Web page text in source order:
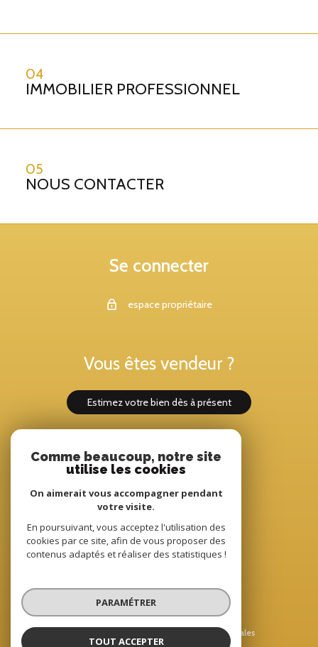
04
IMMOBILIER PROFESSIONNEL
05
NOUS CONTACTER
Se connecter
espace propriétaire
Vous êtes vendeur ?
estimez votre bien dès à présent
Adhérents
© 2022
Tous droits réservés
Mentions légales
Comme beaucoup, notre site
utilise les cookies
On aimerait vous accompagner pendant
votre visite.
En poursuivant, vous acceptez l'utilisation des
cookies par ce site, afin de vous proposer des
contenus adaptés et réaliser des statistiques !
PARAMÉTRER
TOUT ACCEPTER